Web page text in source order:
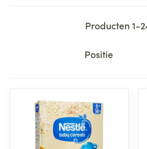
Producten1-
Sorteer op: